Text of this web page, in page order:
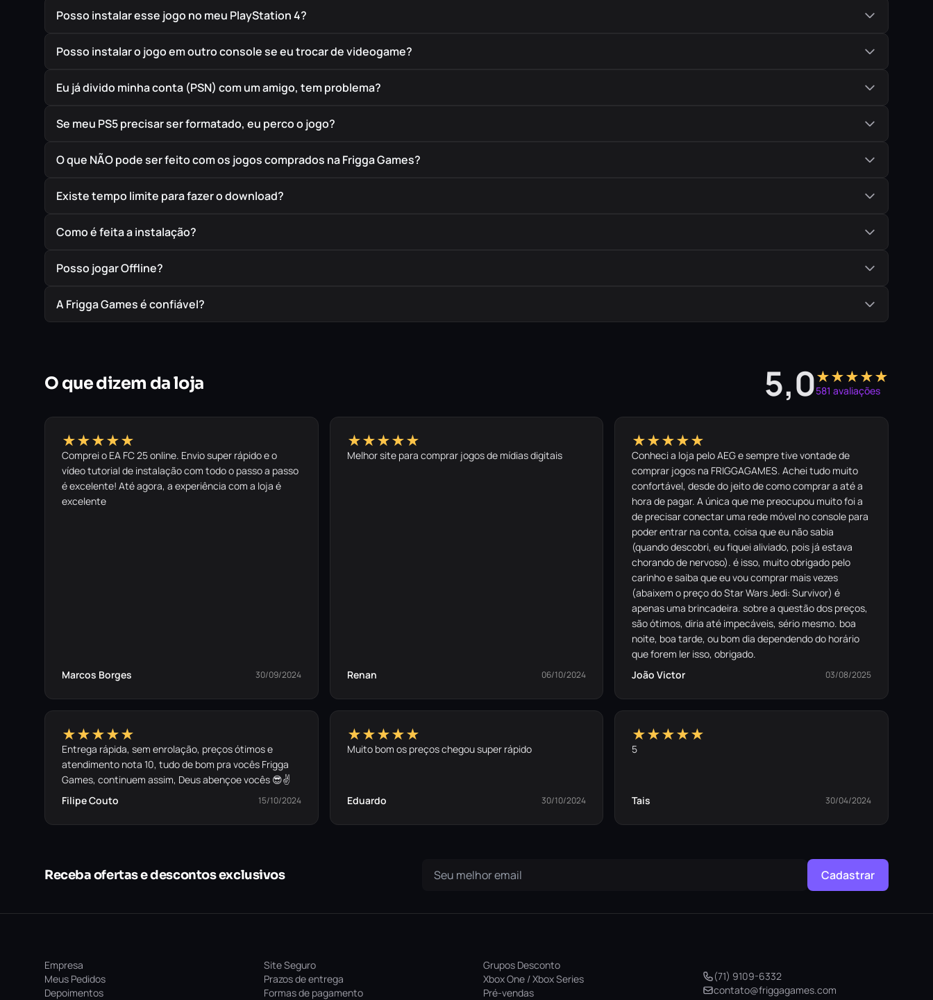
Posso instalar esse jogo no meu PlayStation 4?
Posso instalar o jogo em outro console se eu trocar de videogame?
Eu já divido minha conta (PSN) com um amigo, tem problema?
Se meu PS5 precisar ser formatado, eu perco o jogo?
O que NÃO pode ser feito com os jogos comprados na Frigga Games?
Existe tempo limite para fazer o download?
Como é feita a instalação?
Posso jogar Offline?
A Frigga Games é confiável?
O que dizem da loja 5,0★★★★★
581 avaliações
★★★★★
Comprei o EA FC 25 online. Envio super rápido e o
vídeo tutorial de instalação com todo o passo a passo
é excelente! Até agora, a experiência com a loja é
excelente
Marcos Borges 30/09/2024
★★★★★
Melhor site para comprar jogos de mídias digitais
Renan 06/10/2024
★★★★★
Conheci a loja pelo AEG e sempre tive vontade de
comprar jogos na FRIGGAGAMES. Achei tudo muito
confortável, desde do jeito de como comprar a até a
hora de pagar. A única que me preocupou muito foi a
de precisar conectar uma rede móvel no console para
poder entrar na conta, coisa que eu não sabia
(quando descobri, eu fiquei aliviado, pois já estava
chorando de nervoso). é isso, muito obrigado pelo
carinho e saiba que eu vou comprar mais vezes
(abaixem o preço do Star Wars Jedi: Survivor) é
apenas uma brincadeira. sobre a questão dos preços,
são ótimos, diria até impecáveis, sério mesmo. boa
noite, boa tarde, ou bom dia dependendo do horário
que forem ler isso, obrigado.
João Victor
03/08/2025
★★★★★
Entrega rápida, sem enrolação, preços ótimos e
atendimento nota 10, tudo de bom pra vocês Frigga
Games, continuem assim, Deus abençoe vocês 😎✌️
Filipe Couto
15/10/2024
★★★★★
Muito bom os preços chegou super rápido
Eduardo 30/10/2024
★★★★★
5
Tais 30/04/2024
Receba ofertas e descontos exclusivos Cadastrar
Empresa
Meus Pedidos
Depoimentos
Site Seguro
Prazos de entrega
Formas de pagamento
Grupos Desconto
Xbox One / Xbox Series
Pré-vendas
(71) 9109-6332
contato@friggagames.com